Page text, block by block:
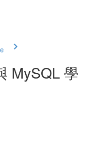
MySQL 學